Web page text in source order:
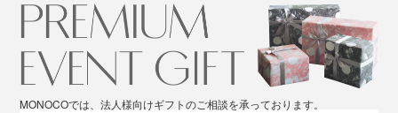
MONOCOでは、法人様向けギフトのご相談を承っております。